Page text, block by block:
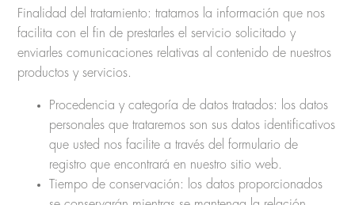
Finalidad del tratamiento: tratamos la información que nos
facilita con el fin de prestarles el servicio solicitado y
enviarles comunicaciones relativas al contenido de nuestros
productos y servicios.
Procedencia y categoría de datos tratados: los datos
personales que trataremos son sus datos identificativos
que usted nos facilite a través del formulario de
registro que encontrará en nuestro sitio web.
Tiempo de conservación: los datos proporcionados